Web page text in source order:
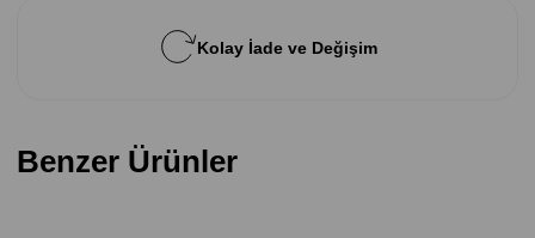
Kolay İade ve Değişim
Benzer Ürünler